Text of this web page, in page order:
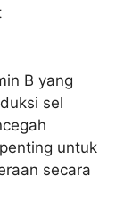
B yang
sel
untuk
secara